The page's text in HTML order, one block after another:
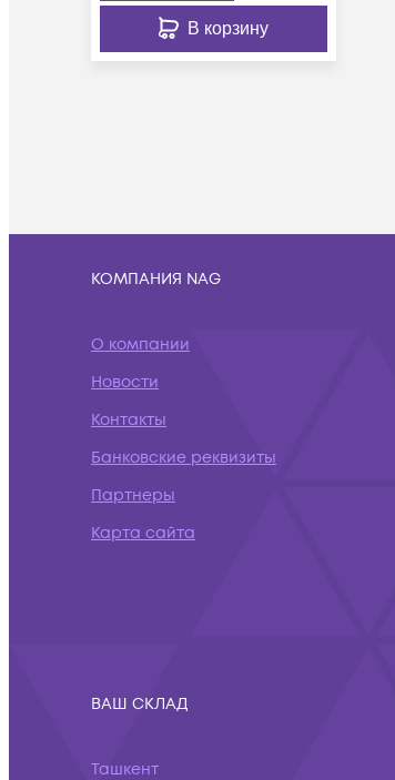
В корзину
КОМПАНИЯ NAG
О компании
Новости
Контакты
Банковские реквизиты
Партнеры
Карта сайта
ВАШ СКЛАД
Ташкент